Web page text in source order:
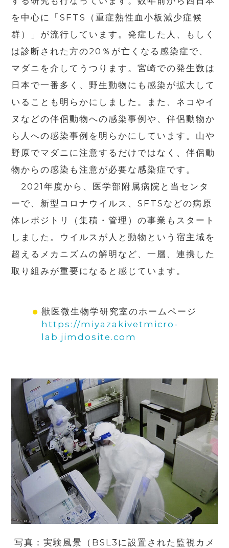
を中心に「SFTS（重症熱性血小板減少症候
群）」が流行しています。発症した人、もしく
は診断された方の20％が亡くなる感染症で、
マダニを介してうつります。宮崎での発生数は
日本で一番多く、野生動物にも感染が拡大して
いることも明らかにしました。また、ネコやイ
ヌなどの伴侶動物への感染事例や、伴侶動物か
ら人への感染事例を明らかにしています。山や
野原でマダニに注意するだけではなく、伴侶動
物からの感染も注意が必要な感染症です。
2021年度から、医学部附属病院と当センタ
ーで、新型コロナウイルス、SFTSなどの病原
体レポジトリ（集積・管理）の事業もスタート
しました。ウイルスが人と動物という宿主域を
超えるメカニズムの解明など、一層、連携した
取り組みが重要になると感じています。
獣医微生物学研究室のホームページ
https://miyazakivetmicro-
lab.jimdosite.com
写真：実験風景（ BSL3 に設置された監視カメ